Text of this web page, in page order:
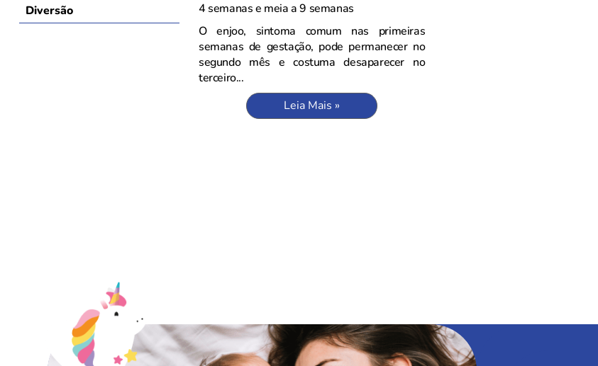
4 semanas e meia a 9 semanas
O enjoo, sintoma comum nas primeiras
semanas de gestação, pode permanecer no
segundo mês e costuma desaparecer no
terceiro...
Leia Mais »
Diversão